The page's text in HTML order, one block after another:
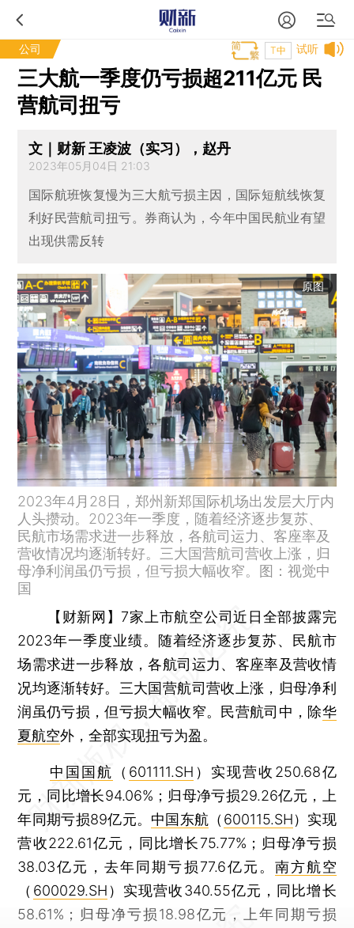
公司 试听
T中
三大航一季度仍亏损超211亿元 民
营航司扭亏
文｜财新 王凌波（实习），赵丹
2023年05月04日 21:03
国际航班恢复慢为三大航亏损主因，国际短航线恢复
利好民营航司扭亏。券商认为，今年中国民航业有望
出现供需反转
原图
2023年4月28日，郑州新郑国际机场出发层大厅内
人头攒动。2023年一季度，随着经济逐步复苏、
民航市场需求进一步释放，各航司运力、客座率及
营收情况均逐渐转好。三大国营航司营收上涨，归
母净利润虽仍亏损，但亏损大幅收窄。图：视觉中
国
【财新网】 7家上市航空公司近日全部披露完
2023年一季度业绩。随着经济逐步复苏、民航市
场需求进一步释放，各航司运力、客座率及营收情
况均逐渐转好。三大国营航司营收上涨，归母净利
润虽仍亏损，但亏损大幅收窄。民营航司中，除华
夏航空外，全部实现扭亏为盈。
中国国航 （ 601111.SH ）实现营收250.68亿
元，同比增长94.06%；归母净亏损29.26亿元，上
年同期亏损89亿元。 中国东航 （ 600115.SH）实现
营收222.61亿元，同比增长75.77%；归母净亏损
38.03亿元，去年同期亏损77.6亿元。 南方航空
（ 600029.SH ）实现营收340.55亿元，同比增长
58.61%；归母净亏损18.98亿元，上年同期亏损